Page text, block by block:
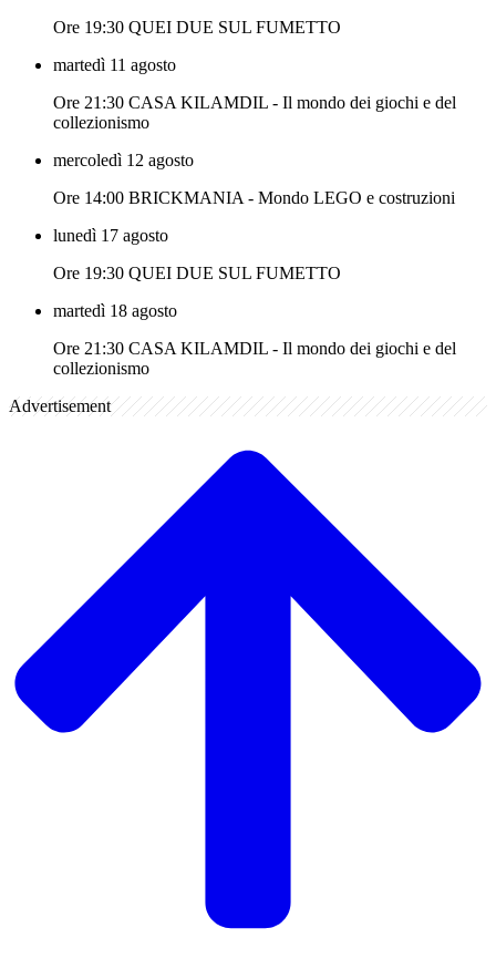
Ore 19:30 QUEI DUE SUL FUMETTO
martedì 11 agosto
Ore 21:30 CASA KILAMDIL - Il mondo dei giochi e del
collezionismo
mercoledì 12 agosto
Ore 14:00 BRICKMANIA - Mondo LEGO e costruzioni
lunedì 17 agosto
Ore 19:30 QUEI DUE SUL FUMETTO
martedì 18 agosto
Ore 21:30 CASA KILAMDIL - Il mondo dei giochi e del
collezionismo
Advertisement